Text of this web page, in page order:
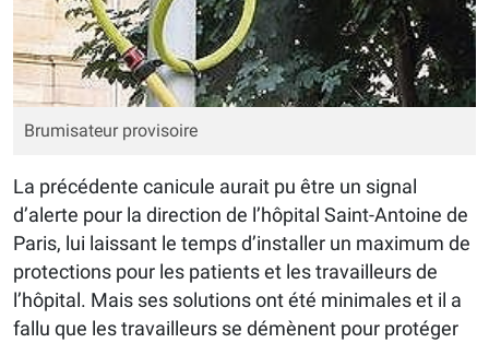
Brumisateur provisoire
La précédente canicule aurait pu être un signal
d’alerte pour la direction de l’hôpital Saint-Antoine de
Paris, lui laissant le temps d’installer un maximum de
protections pour les patients et les travailleurs de
l’hôpital. Mais ses solutions ont été minimales et il a
fallu que les travailleurs se démènent pour protéger